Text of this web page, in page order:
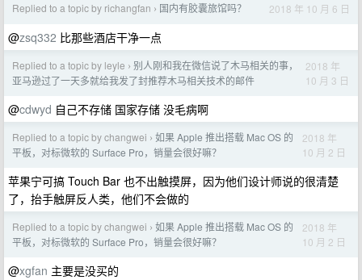
Replied to a topic by richangfan › 国内有胶囊旅馆吗？ 2018 年 10 月 6 日
@zsq332 比那些酒店干净一点
Replied to a topic by leyle › 别人刚和我在微信说了木马相关的事，
亚马逊过了一天多就给我发了封推荐木马相关技术的邮件
2018 年
10 月 3 日
@cdwyd 自己不存储 国家存储 没毛病啊
Replied to a topic by changwei › 如果 Apple 推出搭载 Mac OS 的
平板，对标微软的 Surface Pro，销量会很好嘛？
2018 年
10 月 2 日
苹果宁可搞 Touch Bar 也不出触摸屏，因为他们设计师说的很清楚
了，抬手触屏反人类，他们不会做的
Replied to a topic by changwei › 如果 Apple 推出搭载 Mac OS 的
平板，对标微软的 Surface Pro，销量会很好嘛？
2018 年
10 月 2 日
@xgfan 主要是没买的